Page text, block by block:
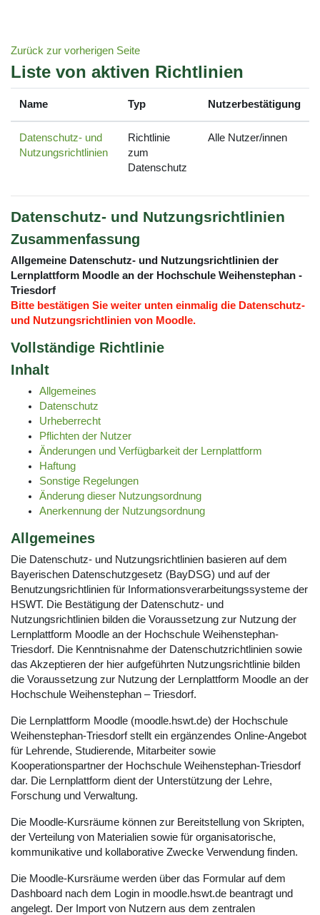
Zurück zur vorherigen Seite
Liste von aktiven Richtlinien
Name Typ Nutzerbestätigung
Datenschutz- und
Nutzungsrichtlinien
Richtlinie
zum
Datenschutz
Alle Nutzer/innen
Datenschutz- und Nutzungsrichtlinien
Zusammenfassung
Allgemeine Datenschutz- und Nutzungsrichtlinien der
Lernplattform Moodle an der Hochschule Weihenstephan -
Triesdorf
Bitte bestätigen Sie weiter unten einmalig die Datenschutz-
und Nutzungsrichtlinien von Moodle.
Vollständige Richtlinie
Inhalt
Allgemeines
Datenschutz
Urheberrecht
Pflichten der Nutzer
Änderungen und Verfügbarkeit der Lernplattform
Haftung
Sonstige Regelungen
Änderung dieser Nutzungsordnung
Anerkennung der Nutzungsordnung
Allgemeines
Die Datenschutz- und Nutzungsrichtlinien basieren auf dem
Bayerischen Datenschutzgesetz (BayDSG) und auf der
Benutzungsrichtlinien für Informationsverarbeitungssysteme der
HSWT. Die Bestätigung der Datenschutz- und
Nutzungsrichtlinien bilden die Voraussetzung zur Nutzung der
Lernplattform Moodle an der Hochschule Weihenstephan-
Triesdorf. Die Kenntnisnahme der Datenschutzrichtlinien sowie
das Akzeptieren der hier aufgeführten Nutzungsrichtlinie bilden
die Voraussetzung zur Nutzung der Lernplattform Moodle an der
Hochschule Weihenstephan – Triesdorf.
Die Lernplattform Moodle (moodle.hswt.de) der Hochschule
Weihenstephan-Triesdorf stellt ein ergänzendes Online-Angebot
für Lehrende, Studierende, Mitarbeiter sowie
Kooperationspartner der Hochschule Weihenstephan-Triesdorf
dar. Die Lernplattform dient der Unterstützung der Lehre,
Forschung und Verwaltung.
Die Moodle-Kursräume können zur Bereitstellung von Skripten,
der Verteilung von Materialien sowie für organisatorische,
kommunikative und kollaborative Zwecke Verwendung finden.
Die Moodle-Kursräume werden über das Formular auf dem
Dashboard nach dem Login in moodle.hswt.de beantragt und
angelegt. Der Import von Nutzern aus dem zentralen